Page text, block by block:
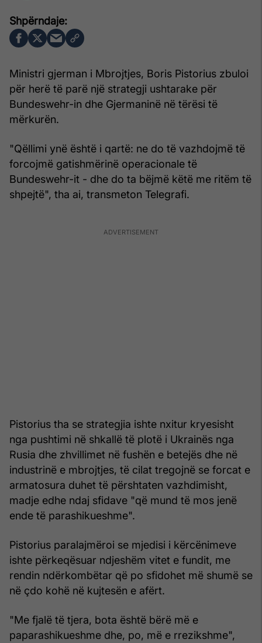
Ministri gjerman i Mbrojtjes, Boris Pistorius zbuloi
për herë të parë një strategji ushtarake për
Bundeswehr-in dhe Gjermaninë në tërësi të
mërkurën.
"Qëllimi ynë është i qartë: ne do të vazhdojmë të
forcojmë gatishmërinë operacionale të
Bundeswehr-it - dhe do ta bëjmë këtë me ritëm të
shpejtë", tha ai, transmeton Telegrafi.
Pistorius tha se strategjia ishte nxitur kryesisht
nga pushtimi në shkallë të plotë i Ukrainës nga
Rusia dhe zhvillimet në fushën e betejës dhe në
industrinë e mbrojtjes, të cilat tregojnë se forcat e
armatosura duhet të përshtaten vazhdimisht,
madje edhe ndaj sfidave "që mund të mos jenë
ende të parashikueshme".
Pistorius paralajmëroi se mjedisi i kërcënimeve
ishte përkeqësuar ndjeshëm vitet e fundit, me
rendin ndërkombëtar që po sfidohet më shumë se
në çdo kohë në kujtesën e afërt.
"Me fjalë të tjera, bota është bërë më e
paparashikueshme dhe, po, më e rrezikshme",